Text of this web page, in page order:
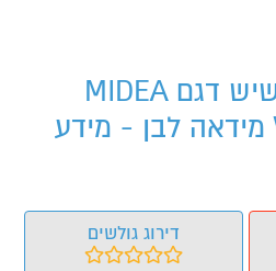
מדיח כלים על השיש דגם MIDEA
WQP6-3602F-W מידאה לבן - מידע
דירוג גולשים